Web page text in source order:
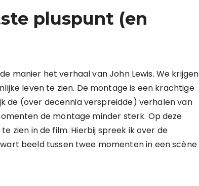
pluspunt (en
manier het verhaal van John Lewis. We krijgen
leven te zien. De montage is een krachtige
de (over decennia verspreidde) verhalen van
de montage minder sterk. Op deze
zien in de film. Hierbij spreek ik over de
beeld tussen twee momenten in een scène